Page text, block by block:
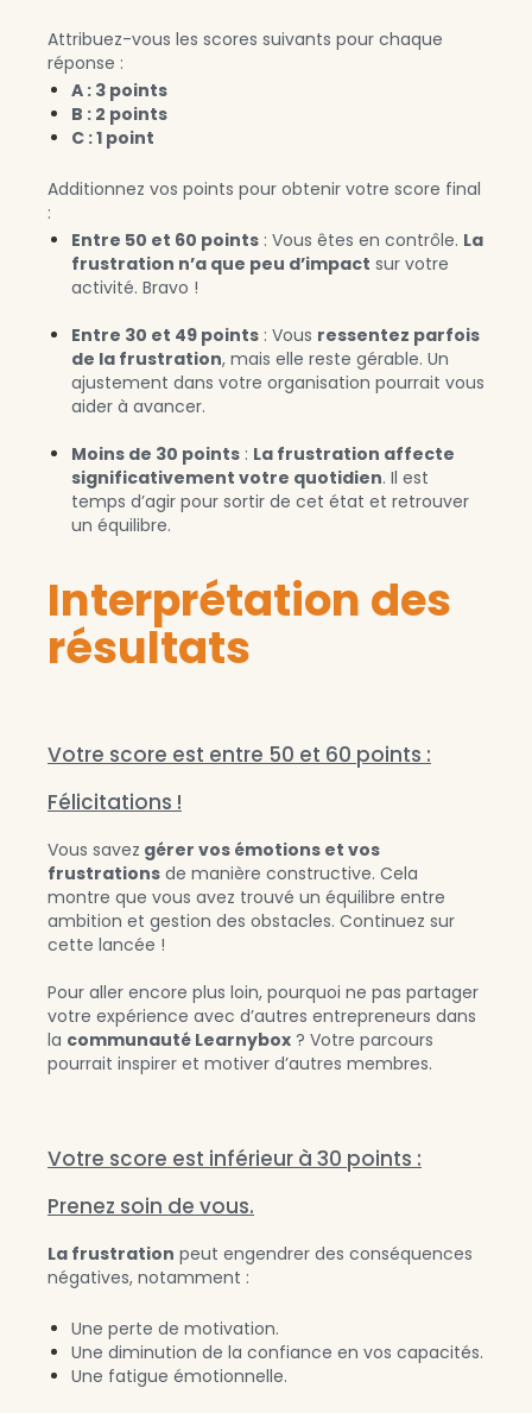
Attribuez-vous les scores suivants pour chaque
réponse :
A : 3 points
B : 2 points
C : 1 point
Additionnez vos points pour obtenir votre score final
:
Entre 50 et 60 points : Vous êtes en contrôle. La
frustration n’a que peu d’impact sur votre
activité. Bravo !
Entre 30 et 49 points : Vous ressentez parfois
de la frustration, mais elle reste gérable. Un
ajustement dans votre organisation pourrait vous
aider à avancer.
Moins de 30 points : La frustration affecte
significativement votre quotidien. Il est
temps d’agir pour sortir de cet état et retrouver
un équilibre.
Interprétation des
résultats
Votre score est entre 50 et 60 points :
Félicitations !
Vous savez gérer vos émotions et vos
frustrations de manière constructive. Cela
montre que vous avez trouvé un équilibre entre
ambition et gestion des obstacles. Continuez sur
cette lancée !
Pour aller encore plus loin, pourquoi ne pas partager
votre expérience avec d’autres entrepreneurs dans
la communauté Learnybox ? Votre parcours
pourrait inspirer et motiver d’autres membres.
Votre score est inférieur à 30 points :
Prenez soin de vous.
La frustration peut engendrer des conséquences
négatives, notamment :
Une perte de motivation.
Une diminution de la confiance en vos capacités.
Une fatigue émotionnelle.